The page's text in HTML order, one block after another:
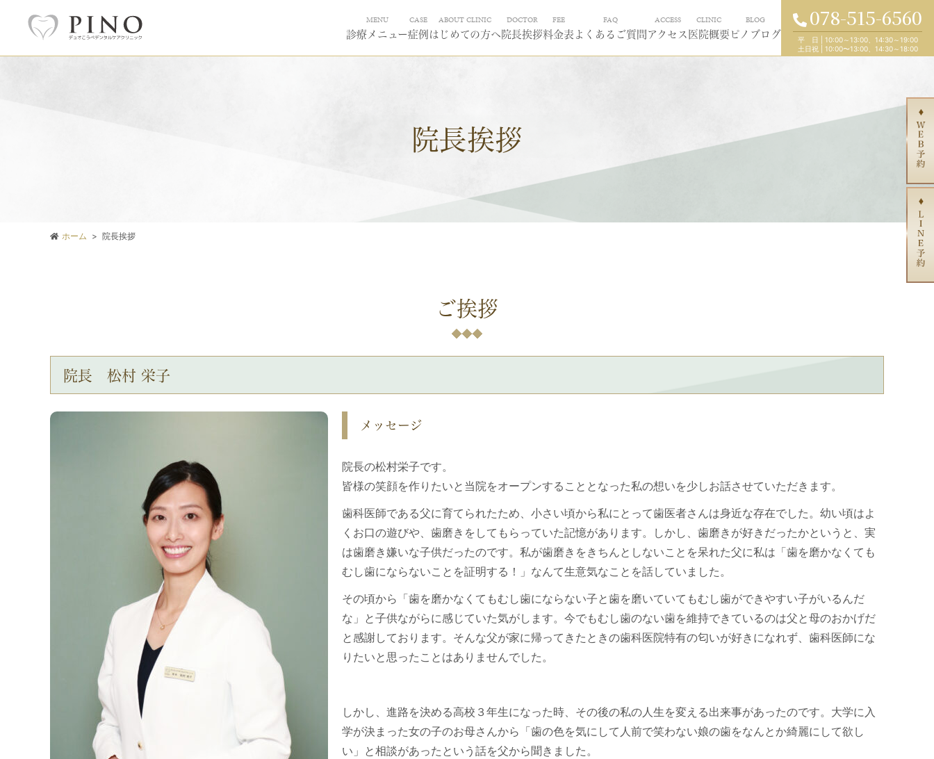
MENU
診療メニュー
CASE
症例
ABOUT CLINIC
はじめての方へ
DOCTOR
院長挨拶
FEE
料金表
FAQ
よくあるご質問
ACCESS
アクセス
CLINIC
医院概要
BLOG
ピノブログ
078-515-6560
平 日
10:00～13:00、14:30～19:00
土日祝
10:00〜13:00、14:30～18:00
院長挨拶
ホーム 院長挨拶
ご挨拶
院長 松村 栄子
メッセージ
院長の松村栄子です。
皆様の笑顔を作りたいと当院をオープンすることとなった私の想いを少しお話させていただきます。
歯科医師である父に育てられたため、小さい頃から私にとって歯医者さんは身近な存在でした。幼い頃はよ
くお口の遊びや、歯磨きをしてもらっていた記憶があります。しかし、歯磨きが好きだったかというと、実
は歯磨き嫌いな子供だったのです。私が歯磨きをきちんとしないことを呆れた父に私は「歯を磨かなくても
むし歯にならないことを証明する！」なんて生意気なことを話していました。
その頃から「歯を磨かなくてもむし歯にならない子と歯を磨いていてもむし歯ができやすい子がいるんだ
な」と子供ながらに感じていた気がします。今でもむし歯のない歯を維持できているのは父と母のおかげだ
と感謝しております。そんな父が家に帰ってきたときの歯科医院特有の匂いが好きになれず、歯科医師にな
りたいと思ったことはありませんでした。
しかし、進路を決める高校３年生になった時、その後の私の人生を変える出来事があったのです。大学に入
学が決まった女の子のお母さんから「歯の色を気にして人前で笑わない娘の歯をなんとか綺麗にして欲し
い」と相談があったという話を父から聞きました。